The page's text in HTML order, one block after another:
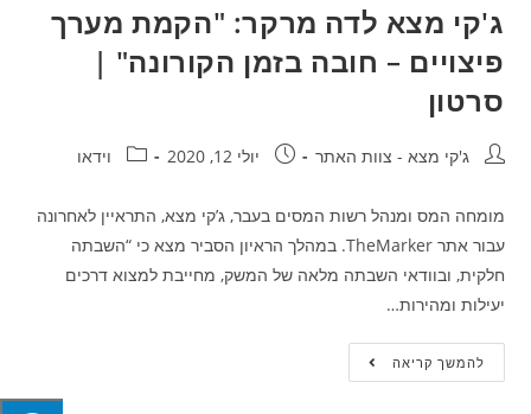
ג'קי מצא לדה מרקר: "הקמת מערך
פיצויים – חובה בזמן הקורונה" |
סרטון
ג'קי מצא - צוות האתר יולי 12, 2020 וידאו
מומחה המס ומנהל רשות המסים בעבר, ג’קי מצא, התראיין לאחרונה
עבור אתר TheMarker. במהלך הראיון הסביר מצא כי “השבתה
חלקית, ובוודאי השבתה מלאה של המשק, מחייבת למצוא דרכים
יעילות ומהירות…
להמשך קריאה